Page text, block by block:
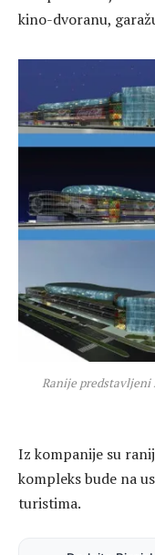
kino-dvoranu,
Ranije predstavljeni
Iz kompanije su
kompleks bude na
turistima.